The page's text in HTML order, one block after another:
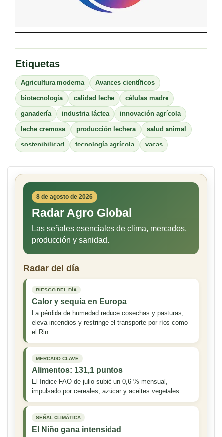
Etiquetas
Agricultura moderna Avances científicos
biotecnología calidad leche células madre
ganadería industria láctea innovación agrícola
leche cremosa producción lechera salud animal
sostenibilidad tecnología agrícola vacas
8 de agosto de 2026
Radar Agro Global
Las señales esenciales de clima, mercados,
producción y sanidad.
Radar del día
RIESGO DEL DÍA
Calor y sequía en Europa
La pérdida de humedad reduce cosechas y pasturas,
eleva incendios y restringe el transporte por ríos como
el Rin.
MERCADO CLAVE
Alimentos: 131,1 puntos
El índice FAO de julio subió un 0,6 % mensual,
impulsado por cereales, azúcar y aceites vegetales.
SEÑAL CLIMÁTICA
El Niño gana intensidad